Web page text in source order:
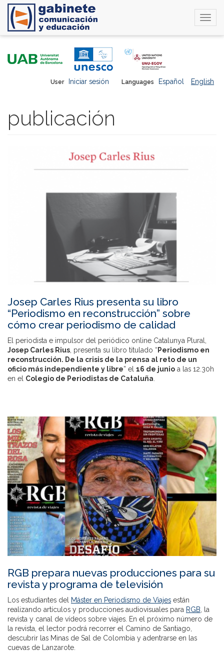
Languages Español English
User Iniciar sesión
publicación
Josep Carles Rius presenta su libro
“Periodismo en reconstrucción” sobre
cómo crear periodismo de calidad
El periodista e impulsor del periódico online Catalunya Plural,
Josep Carles Rius, presenta su libro titulado “ Periodismo en
reconstrucción. De la crisis de la prensa al reto de un
oficio más independiente y libre” el 16 de junio a las 12.30h
en el Colegio de Periodistas de Cataluña.
RGB prepara nuevas producciones para su
revista y programa de televisión
Los estudiantes del Máster en Periodismo de Viajes están
realizando artículos y producciones audiovisuales para RGB , la
revista y canal de vídeos sobre viajes. En el próximo número de
la revista, el lector podrá recorrer el Camino de Santiago,
descubrir las Minas de Sal de Colombia y adentrarse en las
cuevas de Lanzarote.